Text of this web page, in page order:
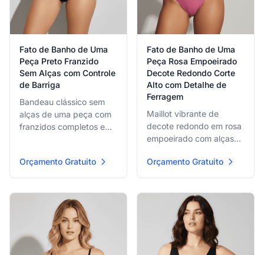
Fato de Banho de Uma
Peça Preto Franzido
Sem Alças com Controle
de Barriga
Bandeau clássico sem
alças de uma peça com
franzidos completos e
da barriga e uma silhueta
minimalista elegante,
confiante à beira da
piscina com suporte
superior.
Orçamento Gratuito
Fato de Banho de Uma
Peça Rosa Empoeirado
Decote Redondo Corte
Alto com Detalhe de
Ferragem
Maillot vibrante de
decote redondo em rosa
empoeirado com alças
aberturas de perna de
corte alto para efeito
detalhes de ferragem em
tom dourado para
glamour sofisticado à
beira da praia.
Orçamento Gratuito